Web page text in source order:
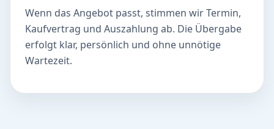
Wenn das Angebot passt, stimmen wir Termin,
Kaufvertrag und Auszahlung ab. Die Übergabe
erfolgt klar, persönlich und ohne unnötige
Wartezeit.